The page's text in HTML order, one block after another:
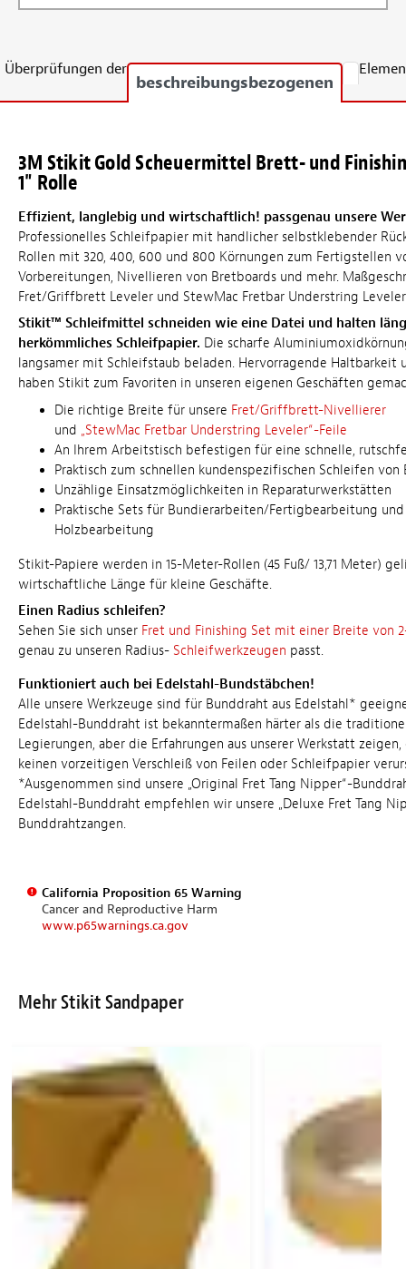
Überprüfungen der
beschreibungsbezogenen
3M Stikit Gold Scheuermittel Brett- und
1" Rolle
Effizient, langlebig und wirtschaftlich! passgenau unsere
Professionelles Schleifpapier mit handlicher selbstklebender
Rollen mit 320, 400, 600 und 800 Körnungen zum Fertigstellen
Vorbereitungen, Nivellieren von Bretboards und mehr.
Fret/Griffbrett Leveler und StewMac Fretbar Understring
Stikit™ Schleifmittel schneiden wie eine Datei und halten
herkömmliches Schleifpapier. Die scharfe
langsamer mit Schleifstaub beladen. Hervorragende Haltbarkeit
haben Stikit zum Favoriten in unseren eigenen Geschäften
Die richtige Breite für unsere Fret/Griffbrett-Nivellierer
und „StewMac Fretbar Understring Leveler“-Feile
An Ihrem Arbeitstisch befestigen für eine schnelle,
Praktisch zum schnellen kundenspezifischen Schleifen von
Unzählige Einsatzmöglichkeiten in Reparaturwerkstätten
Praktische Sets für Bundierarbeiten/Fertigbearbeitung
Holzbearbeitung
Stikit-Papiere werden in 15-Meter-Rollen (45 Fuß/ 13,71 Meter)
wirtschaftliche Länge für kleine Geschäfte.
Einen Radius schleifen?
Sehen Sie sich unser Fret und Finishing Set mit einer Breite von
genau zu unseren Radius- Schleifwerkzeugen passt.
Funktioniert auch bei Edelstahl-Bundstäbchen!
Alle unsere Werkzeuge sind für Bunddraht aus Edelstahl*
Edelstahl-Bunddraht ist bekanntermaßen härter als die
Legierungen, aber die Erfahrungen aus unserer Werkstatt zeigen,
keinen vorzeitigen Verschleiß von Feilen oder Schleifpapier
*Ausgenommen sind unsere „Original Fret Tang Nipper“-
Edelstahl-Bunddraht empfehlen wir unsere „Deluxe Fret Tang
Bunddrahtzangen.
California Proposition 65 Warning
Cancer and Reproductive Harm
www.p65warnings.ca.gov
Mehr Stikit Sandpaper